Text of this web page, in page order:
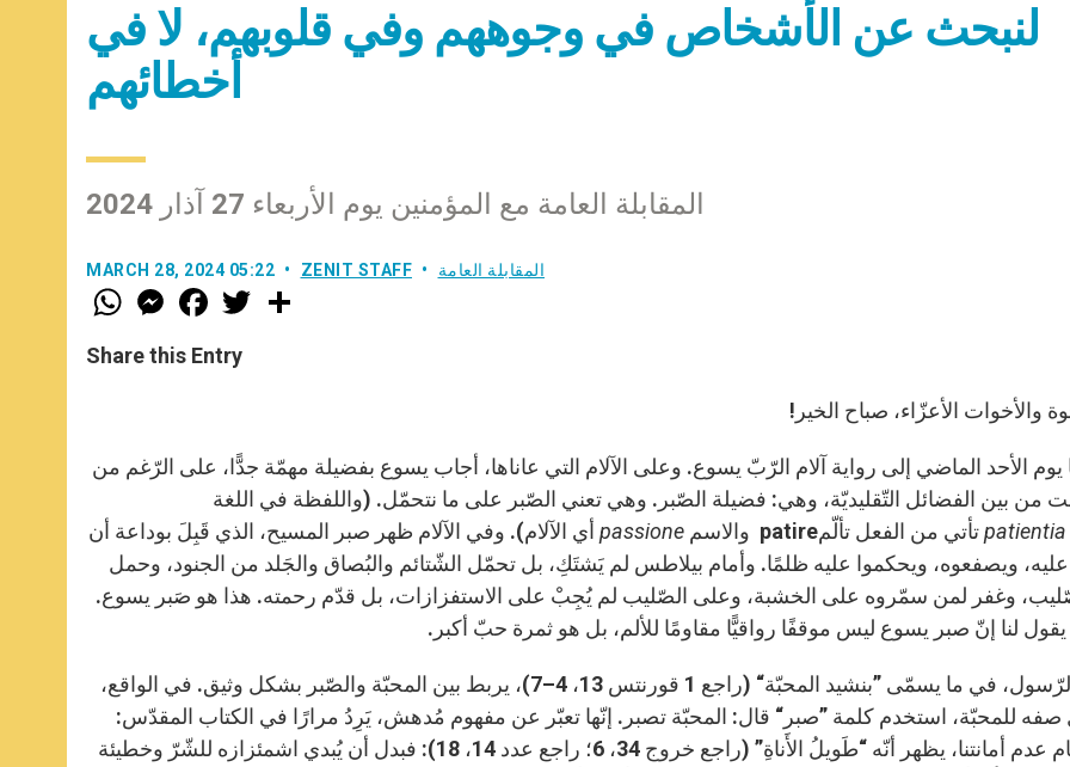
لنبحث عن الأشخاص في وجوههم وفي قلوبهم، لا في
أخطائهم
المقابلة العامة مع المؤمنين يوم الأربعاء 27 آذار 2024
MARCH 28, 2024 05:22 ZENIT STAFF المقابلة العامة
W
h
t
s
M
e
s
e
F
a
e
b
w
Share this Entry
والأخوات الأعزّاء، صباح الخير!
يوم الأحد الماضي إلى رواية آلام الرّبّ يسوع. وعلى الآلام التي عاناها، أجاب يسوع بفضيلة مهمّة جدًّا، على الرّغم من
من بين الفضائل التّقليديّة، وهي: فضيلة الصّبر. وهي تعني الصّبر على ما نتحمّل. (واللفظة في اللغة
patientiaتأتي من الفعل تألّمpatire والاسم passione أي الآلام). وفي الآلام ظهر صبر المسيح، الذي قَبِلَ بوداعة أن
ويصفعوه، ويحكموا عليه ظلمًا. وأمام بيلاطس لم يَشتَكِ، بل تحمّل الشّتائم والبُصاق والجَلد من الجنود، وحمل
وغفر لمن سمّروه على الخشبة، وعلى الصّليب لم يُجِبْ على الاستفزازات، بل قدّم رحمته. هذا هو صَبر يسوع.
لنا إنّ صبر يسوع ليس موقفًا رواقيًّا مقاومًا للألم، بل هو ثمرة حبّ أكبر.
بولس الرّسول، في ما يسمّى ”بنشيد المحبّة“ (راجع 1 قورنتس 13، 4–7)، يربط بين المحبّة والصّبر بشكل وثيق. في الواقع،
للمحبّة، استخدم كلمة ”صبر“ قال: المحبّة تصبر. إنّها تعبّر عن مفهوم مُدهش، يَرِدُ مرارًا في الكتاب المقدّس:
الله، أمام عدم أمانتنا، يظهر أنّه “طَويلُ الأَناةِ” (راجع خروج 34، 6؛ راجع عدد 14، 18): فبدل أن يُبدي اشمئزازه للشّرّ وخطيئة